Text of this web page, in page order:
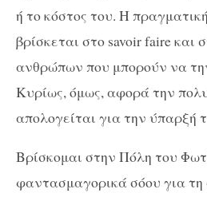
ή το κόστος του. Η
βρίσκεται στο savoir faire και
ανθρώπων που μπορούν να
Κυρίως, όμως, αφορά την
απολογείται για την ύπαρξή
Βρίσκομαι στην Πόλη του
φαντασμαγορικά σόου για τη